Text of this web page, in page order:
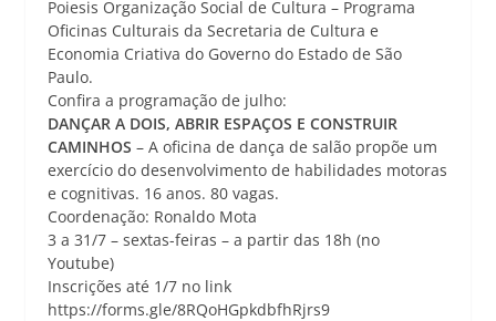
Poiesis Organização Social de Cultura – Programa
Oficinas Culturais da Secretaria de Cultura e
Economia Criativa do Governo do Estado de São
Paulo.
Confira a programação de julho:
DANÇAR A DOIS, ABRIR ESPAÇOS E CONSTRUIR
CAMINHOS – A oficina de dança de salão propõe um
exercício do desenvolvimento de habilidades motoras
e cognitivas. 16 anos. 80 vagas.
Coordenação: Ronaldo Mota
3 a 31/7 – sextas-feiras – a partir das 18h (no
Youtube)
Inscrições até 1/7 no link
https://forms.gle/8RQoHGpkdbfhRjrs9